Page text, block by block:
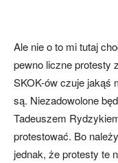
Ale nie o to mi tutaj
pewno liczne protesty
SKOK-ów czuje jakąś
są. Niezadowolone
Tadeuszem
protestować. Bo
jednak, że protesty te